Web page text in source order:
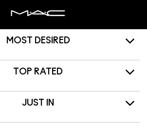
MOST DESIRED
TOP RATED
JUST IN